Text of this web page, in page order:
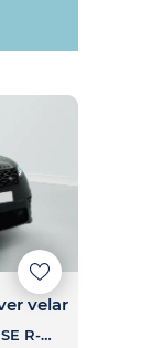
velar
2.0L P400e PHEV 404ch HSE R-Dynamic - RANGE ROVER VELAR 2.0L P400e PHEV 404ch HSE R-Dynamic